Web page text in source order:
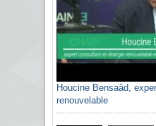
Houcine Bensaâd,
renouvelable
Sami Agli, président de
algérienne du patronat